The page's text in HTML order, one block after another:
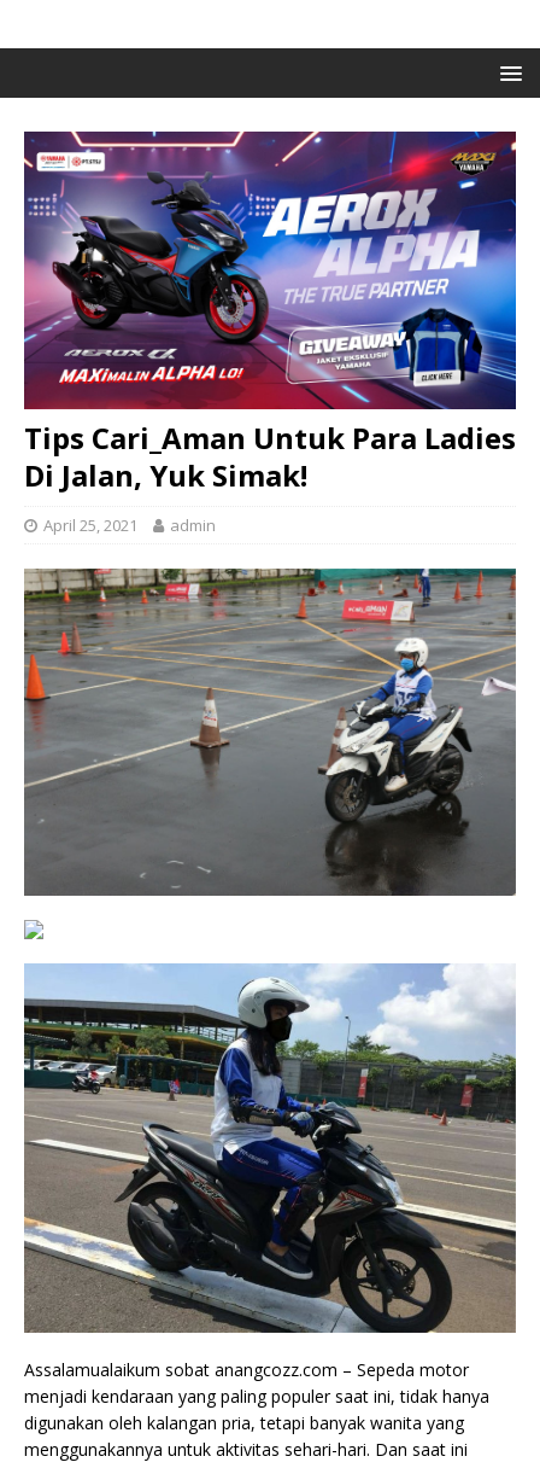
Tips Cari_Aman Untuk Para Ladies
Di Jalan, Yuk Simak!
April 25, 2021 admin
Assalamualaikum sobat anangcozz.com – Sepeda motor
menjadi kendaraan yang paling populer saat ini, tidak hanya
digunakan oleh kalangan pria, tetapi banyak wanita yang
menggunakannya untuk aktivitas sehari-hari. Dan saat ini